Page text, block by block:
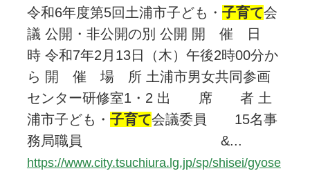
令和6年度第5回土浦市子ども・ 子育て会
議 公開・非公開の別 公開 開 催 日
時 令和7年2月13日（木）午後2時00分か
ら 開 催 場 所 土浦市男女共同参画
センター研修室1・2 出 席 者 土
浦市子ども・ 子育て会議委員 15名事
務局職員 &...
https://www.city.tsuchiura.lg.jp/sp/shisei/gyose